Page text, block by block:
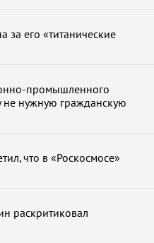
за его «титанические
промышленного
не нужную гражданскую
что в «Роскосмосе»
раскритиковал